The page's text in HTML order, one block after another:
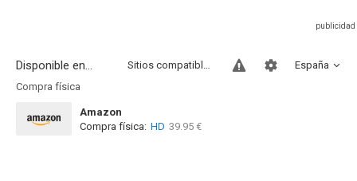
Disponible en... España
Sitios compatibles
Compra física
Amazon
Compra física: HD 39.95 €